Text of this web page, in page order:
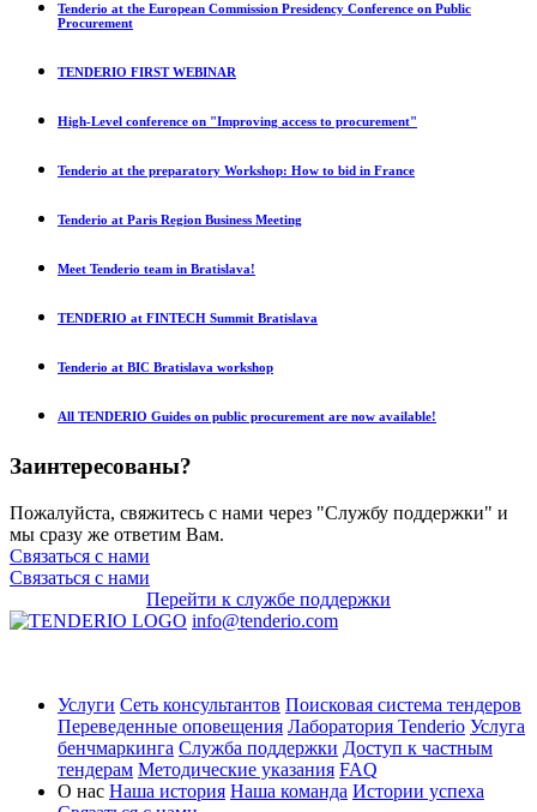
Tenderio at the European Commission Presidency Conference on Public
Procurement
TENDERIO FIRST WEBINAR
High-Level conference on "Improving access to procurement"
Tenderio at the preparatory Workshop: How to bid in France
Tenderio at Paris Region Business Meeting
Meet Tenderio team in Bratislava!
TENDERIO at FINTECH Summit Bratislava
Tenderio at BIC Bratislava workshop
All TENDERIO Guides on public procurement are now available!
Заинтересованы?
Пожалуйста, свяжитесь с нами через "Службу поддержки" и
мы сразу же ответим Вам.
Связаться с нами
Связаться с нами
Перейти к службе поддержки
info@tenderio.com
Услуги Сеть консультантов Поисковая система тендеров
Переведенные оповещения Лаборатория Tenderio Услуга
бенчмаркинга Служба поддержки Доступ к частным
тендерам Методические указания FAQ
О нас Наша история Наша команда Истории успеха